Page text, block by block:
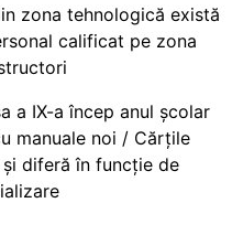
zona tehnologică există
calificat pe zona
a IX-a încep anul școlar
manuale noi / Cărțile
diferă în funcție de